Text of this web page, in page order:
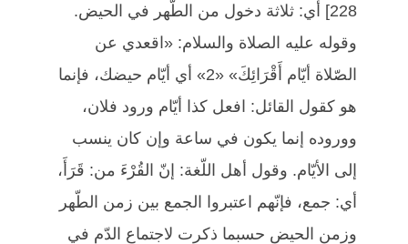
228] أي: ثلاثة دخول من الطّهر في الحيض.
وقوله عليه الصلاة والسلام: «اقعدي عن
الصّلاة أيّام أَقْرَائِكَ» «2» أي أيّام حيضك، فإنما
هو كقول القائل: افعل كذا أيّام ورود فلان،
ووروده إنما يكون في ساعة وإن كان ينسب
إلى الأيّام. وقول أهل اللّغة: إنّ القُرْءَ من: قَرَأَ،
أي: جمع، فإنّهم اعتبروا الجمع بين زمن الطّهر
وزمن الحيض حسبما ذكرت لاجتماع الدّم في